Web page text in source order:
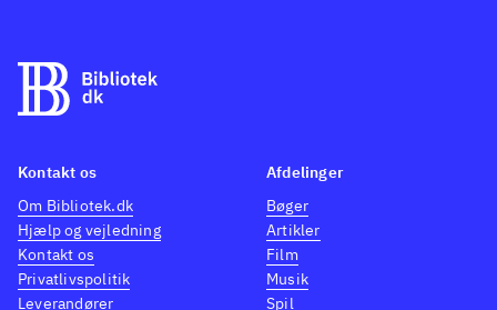
Kontakt os
Om Bibliotek.dk
Hjælp og vejledning
Kontakt os
Privatlivspolitik
Leverandører
Afdelinger
Bøger
Artikler
Film
Musik
Spil